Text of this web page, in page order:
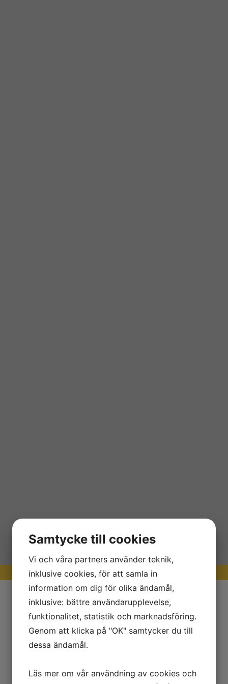
Samtycke till cookies
Vi och våra partners använder teknik,
inklusive cookies, för att samla in
information om dig för olika ändamål,
inklusive: bättre användarupplevelse,
funktionalitet, statistik och marknadsföring.
Genom att klicka på "OK" samtycker du till
dessa ändamål.
Läs mer om vår användning av cookies och